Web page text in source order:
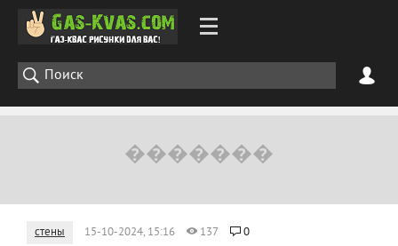
стены 15-10-2024, 15:16 137 0